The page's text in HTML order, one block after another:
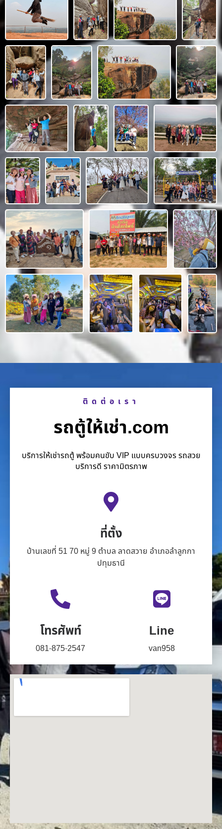
ติดต่อเรา
รถตู้ให้เช่า.com
บริการให้เช่ารถตู้ พร้อมคนขับ VIP แบบครบวงจร รถสวย
บริการดี ราคามิตรภาพ
ที่ตั้ง
บ้านเลขที่ 51 70 หมู่ 9 ตำบล ลาดสวาย อำเภอลำลูกกา
ปทุมธานี
โทรศัพท์
081-875-2547
Line
van958